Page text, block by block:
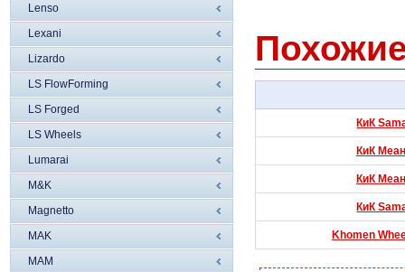
Lenso
Lexani
Lizardo
LS FlowForming
LS Forged
LS Wheels
Lumarai
M&K
Magnetto
MAK
MAM
КиК
КиК
КиК
КиК
Khomen